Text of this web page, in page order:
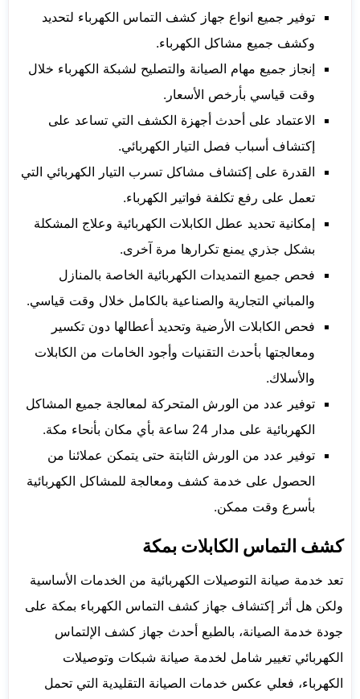
توفير جميع انواع جهاز كشف التماس الكهرباء لتحديد
وكشف جميع مشاكل الكهرباء.
إنجاز جميع مهام الصيانة والتصليح لشبكة الكهرباء خلال
وقت قياسي بأرخص الأسعار.
الاعتماد على أحدث أجهزة الكشف التي تساعد على
إكتشاف أسباب فصل التيار الكهربائي.
القدرة على إكتشاف مشاكل تسرب التيار الكهربائي التي
تعمل على رفع تكلفة فواتير الكهرباء.
إمكانية تحديد عطل الكابلات الكهربائية وعلاج المشكلة
بشكل جذري يمنع تكرارها مرة آخرى.
فحص جميع التمديدات الكهربائية الخاصة بالمنازل
والمباني التجارية والصناعية بالكامل خلال وقت قياسي.
فحص الكابلات الأرضية وتحديد أعطالها دون تكسير
ومعالجتها بأحدث التقنيات وأجود الخامات من الكابلات
والأسلاك.
توفير عدد من الورش المتحركة لمعالجة جميع المشاكل
الكهربائية على مدار 24 ساعة بأي مكان بأنحاء مكة.
توفير عدد من الورش الثابتة حتى يتمكن عملائنا من
الحصول على خدمة كشف ومعالجة للمشاكل الكهربائية
بأسرع وقت ممكن.
كشف التماس الكابلات بمكة
تعد خدمة صيانة التوصيلات الكهربائية من الخدمات الأساسية
ولكن هل أثر إكتشاف جهاز كشف التماس الكهرباء بمكة على
جودة خدمة الصيانة، بالطبع أحدث جهاز كشف الإلتماس
الكهربائي تغيير شامل لخدمة صيانة شبكات وتوصيلات
الكهرباء، فعلي عكس خدمات الصيانة التقليدية التي تحمل